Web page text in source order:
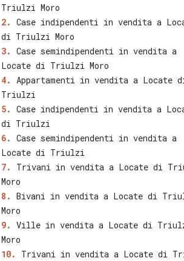
Triulzi Moro
Case indipendenti in vendita a
di Triulzi Moro
Case semindipendenti in vendita a
Locate di Triulzi Moro
Appartamenti in vendita a Locate
Triulzi
Case indipendenti in vendita a
di Triulzi
Case semindipendenti in vendita a
Locate di Triulzi
Trivani in vendita a Locate di
Moro
Bivani in vendita a Locate di
Moro
Ville in vendita a Locate di
Moro
Trivani in vendita a Locate di